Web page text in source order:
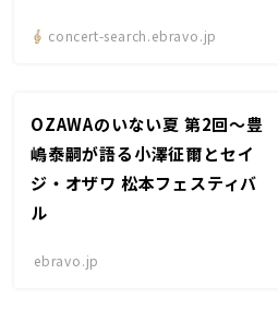
concert-search.ebravo.jp
OZAWAのいない夏 第2回〜豊
嶋泰嗣が語る小澤征爾とセイ
ジ・オザワ 松本フェスティバ
ル
ebravo.jp